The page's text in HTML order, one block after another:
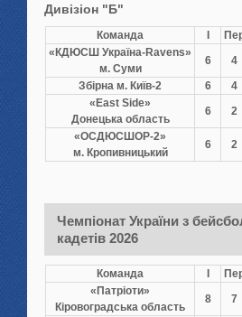
Дивізіон "Б"
Команда
«КДЮСШ Україна-Ravens»
м. Суми
6 4
Збірна м. Київ-2
6 4
«East Side»
Донецька область
6 2
«ОСДЮСШОР-2»
м. Кропивницький
6 2
Чемпіонат України з
кадетів 2026
Команда
«Патріоти»
Кіровоградська область
8 7